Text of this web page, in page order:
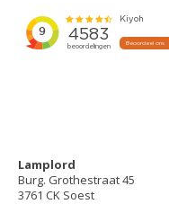
Lamplord
Burg. Grothestraat 45
3761 CK Soest